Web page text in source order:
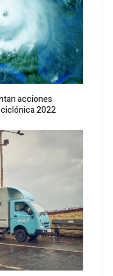
acciones
2022